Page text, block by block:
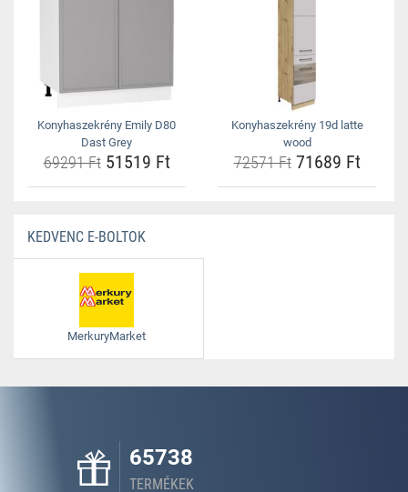
Konyhaszekrény Emily D80
Dast Grey
69291 Ft51519 Ft
Konyhaszekrény 19d latte
wood
72571 Ft71689 Ft
KEDVENC E-BOLTOK
MerkuryMarket
65738
TERMÉKEK